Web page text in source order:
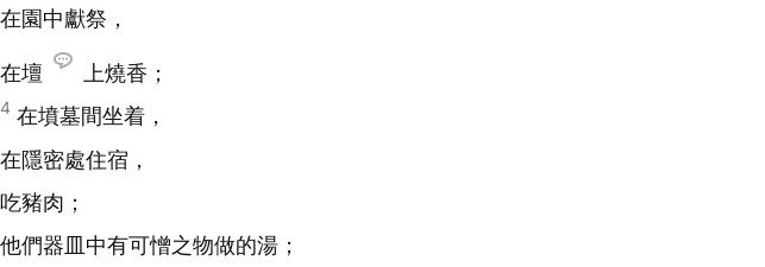
在園中獻祭，
在壇 上燒香；
4 在墳墓間坐着，
在隱密處住宿，
吃豬肉；
他們器皿中有可憎之物做的湯；